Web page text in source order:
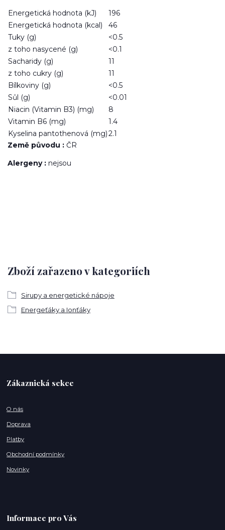
Energetická hodnota (kJ)
196
Energetická hodnota (kcal)
46
Tuky (g)
<0.5
z toho nasycené (g)
<0.1
Sacharidy (g)
11
z toho cukry (g)
11
Bílkoviny (g)
<0.5
Sůl (g)
<0.01
Niacin (Vitamin B3) (mg)
8
Vitamin B6 (mg)
1.4
Kyselina pantothenová (mg)2.1
Země původu : ČR
Alergeny : nejsou
Zboží zařazeno v kategoriích
Sirupy a energetické nápoje
Energeťáky a Ionťáky
Zákaznická sekce
O nás
Doprava
Platby
Obchodní podmínky
Novinky
Informace pro Vás